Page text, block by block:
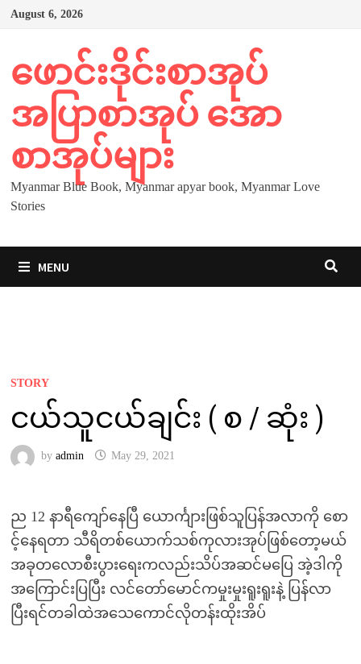
Skip
August 6, 2026
ဖောင်းဒိုင်းစာအုပ်
အပြာစာအုပ် အော
စာအုပ်များ
Myanmar Blue Book, Myanmar apyar book, Myanmar Love
Stories
MENU
STORY
ငယ်သူငယ်ချင်း ( စ / ဆုံး )
by admin May 29, 2021
ည 12 နာရီကျော်နေပြီ ယောင်္ကျားဖြစ်သူပြန်အလာကို စော
င့်နေရတာ သီရိတစ်ယောက်သစ်ကုလားအုပ်ဖြစ်တော့မယ်
အခုတလောစီးပွားရေးကလည်းသိပ်အဆင်မပြေ အဲ့ဒါကို
အကြောင်းပြပြီး လင်တော်မောင်ကမှုးမှုးရူးရူးနဲ့ ပြန်လာ
ပြီးရင်တခါထဲအသေကောင်လိုတန်းထိုးအိပ်